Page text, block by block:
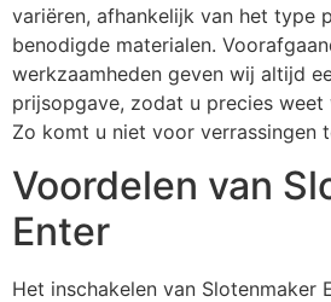
variëren, afhankelijk van het type
benodigde materialen.
werkzaamheden geven wij altijd
prijsopgave, zodat u precies weet
Zo komt u niet voor verrassingen
Voordelen van
Enter
Het inschakelen van Slotenmaker